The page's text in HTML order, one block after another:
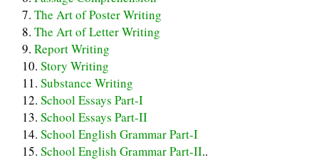
The Art of Poster Writing
The Art of Letter Writing
Report Writing
Story Writing
Substance Writing
School Essays Part-I
School Essays Part-II
School English Grammar Part-I
School English Grammar Part-II..